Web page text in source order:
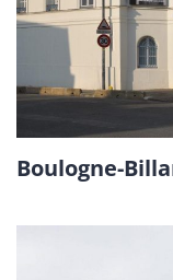
Boulogne-